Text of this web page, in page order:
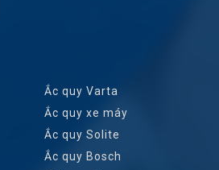
Ắc quy Varta
Ắc quy xe máy
Ắc quy Solite
Ắc quy Bosch